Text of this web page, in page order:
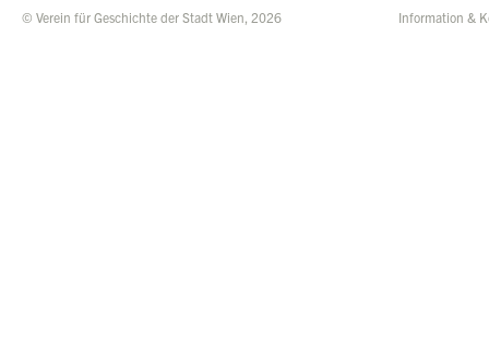
© Verein für Geschichte der Stadt Wien, 2026 Information &